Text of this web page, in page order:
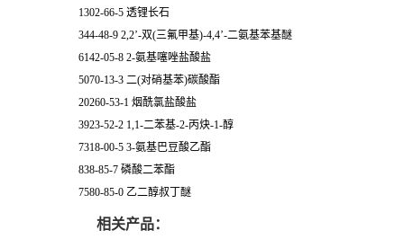
1302-66-5 透锂长石
344-48-9 2,2’-双(三氟甲基)-4,4’-二氨基苯基醚
6142-05-8 2-氨基噻唑盐酸盐
5070-13-3 二(对硝基苯)碳酸酯
20260-53-1 烟酰氯盐酸盐
3923-52-2 1,1-二苯基-2-丙炔-1-醇
7318-00-5 3-氨基巴豆酸乙酯
838-85-7 磷酸二苯酯
7580-85-0 乙二醇叔丁醚
相关产品：